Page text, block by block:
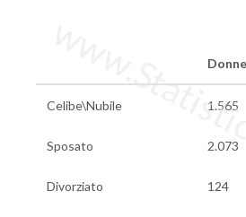
Donne
Celibe\Nubile 1.565
Sposato 2.073
Divorziato 124